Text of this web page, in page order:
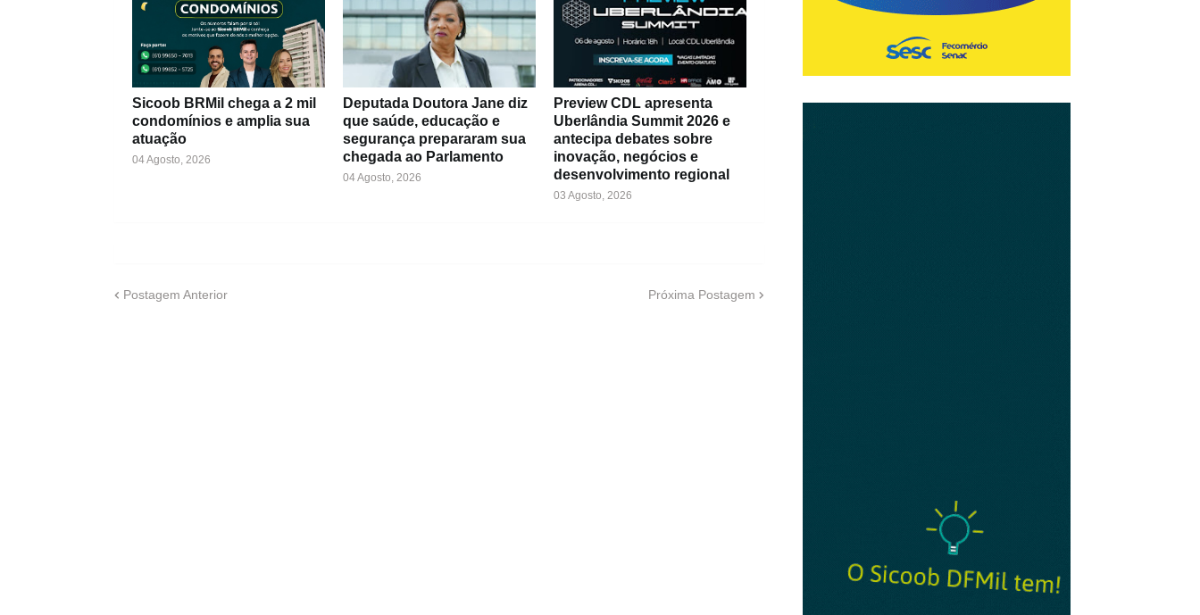
Sicoob BRMil chega a 2 mil
condomínios e amplia sua
atuação
04 Agosto, 2026
Deputada Doutora Jane diz
que saúde, educação e
segurança prepararam sua
chegada ao Parlamento
04 Agosto, 2026
Preview CDL apresenta
Uberlândia Summit 2026 e
antecipa debates sobre
inovação, negócios e
desenvolvimento regional
03 Agosto, 2026
Postagem Anterior Próxima Postagem